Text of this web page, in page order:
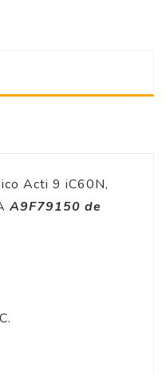
Acti 9 iC60N,
A9F79150 de